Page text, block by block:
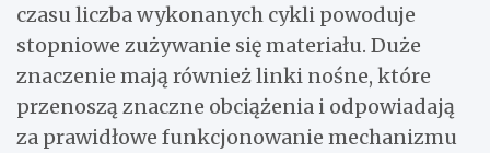
czasu liczba wykonanych cykli powoduje
stopniowe zużywanie się materiału. Duże
znaczenie mają również linki nośne, które
przenoszą znaczne obciążenia i odpowiadają
za prawidłowe funkcjonowanie mechanizmu